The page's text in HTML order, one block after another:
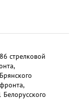
стрелковой